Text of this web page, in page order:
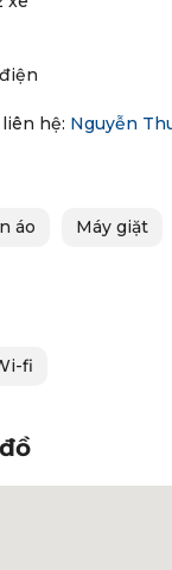
hệ: Nguyễn
áo Máy giặt
fi